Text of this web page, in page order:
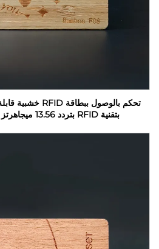
بتقنية RFID بتردد 13.56 ميجاهرتز كبطاقة مفتاح فندقية